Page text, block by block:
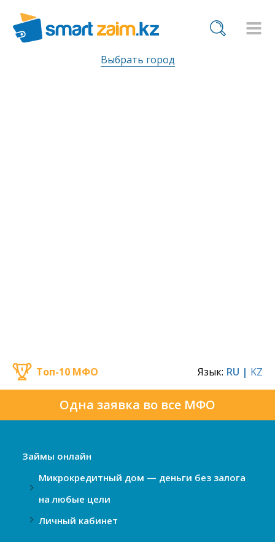
Выбрать город
Одна заявка во все МФО
Топ-10 МФО Язык: RU | KZ
Займы онлайн
Микрокредитный дом — деньги без залога
на любые цели
Личный кабинет